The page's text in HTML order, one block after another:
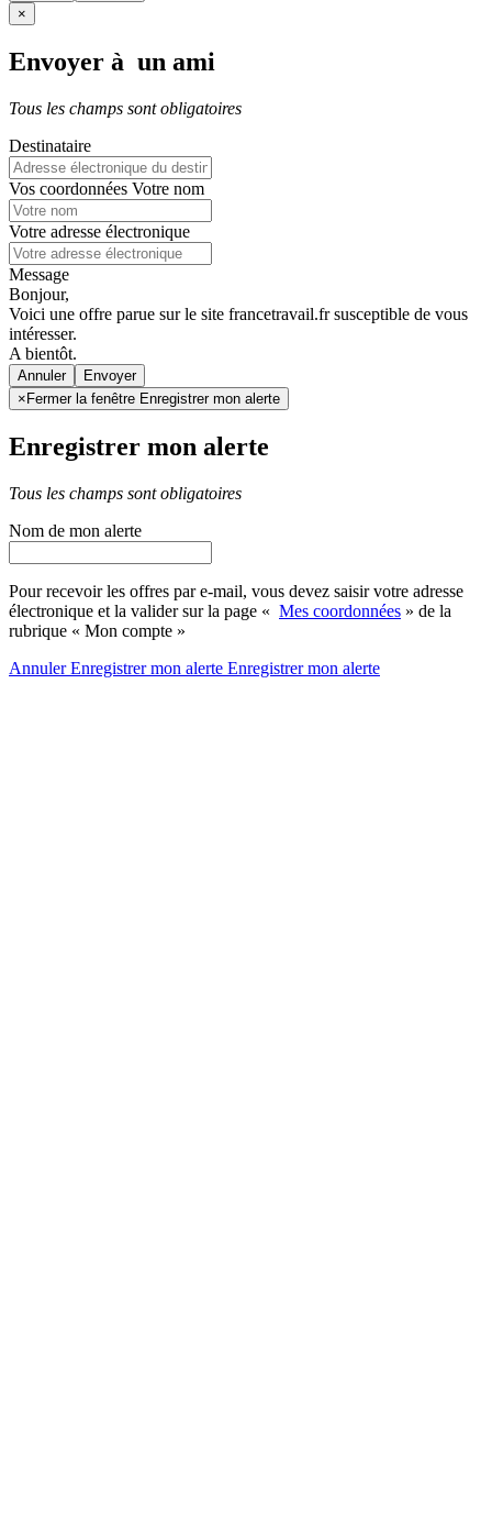
×
Envoyer à un ami
Tous les champs sont obligatoires
Destinataire
Vos coordonnées Votre nom
Votre adresse électronique
Message
Bonjour,
Voici une offre parue sur le site francetravail.fr susceptible de vous
intéresser.
A bientôt.
Annuler
×Fermer la fenêtre Enregistrer mon alerte
Enregistrer mon alerte
Tous les champs sont obligatoires
Nom de mon alerte
Pour recevoir les offres par e-mail, vous devez saisir votre adresse
électronique et la valider sur la page « Mes coordonnées » de la
rubrique « Mon compte »
AnnulerEnregistrer mon alerte Enregistrermon alerte